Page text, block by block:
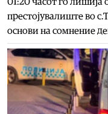
престојувалиште во
основи на сомнение